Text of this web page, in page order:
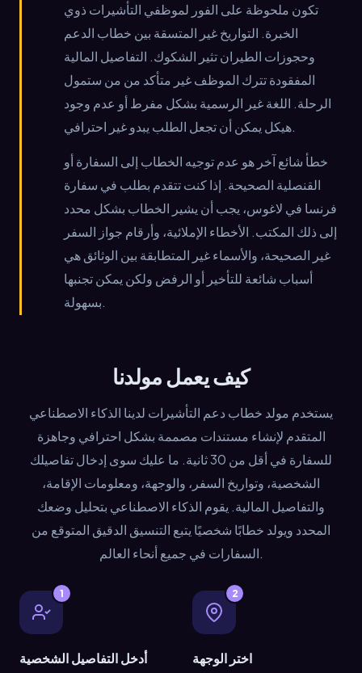
تكون ملحوظة على الفور لموظفي التأشيرات ذوي
الخبرة. التواريخ غير المتسقة بين خطاب الدعم
وحجوزات الطيران تثير الشكوك. التفاصيل المالية
المفقودة تترك الموظف غير متأكد من من ستمول
الرحلة. اللغة غير الرسمية بشكل مفرط أو عدم وجود
هيكل يمكن أن تجعل الطلب يبدو غير احترافي.
خطأ شائع آخر هو عدم توجيه الخطاب إلى السفارة أو
القنصلية الصحيحة. إذا كنت تتقدم بطلب في سفارة
فرنسا في لاغوس، يجب أن يشير الخطاب بشكل محدد
إلى ذلك المكتب. الأخطاء الإملائية، وأرقام جواز السفر
غير الصحيحة، والأسماء غير المتطابقة بين الوثائق هي
أسباب شائعة للتأخير أو الرفض ولكن يمكن تجنبها
بسهولة.
كيف يعمل مولدنا
يستخدم مولد خطاب دعم التأشيرات لدينا الذكاء الاصطناعي
المتقدم لإنشاء مستندات مصممة بشكل احترافي وجاهزة
للسفارة في أقل من 30 ثانية. ما عليك سوى إدخال تفاصيلك
الشخصية، وتواريخ السفر، والوجهة، ومعلومات الإقامة،
والتفاصيل المالية. يقوم الذكاء الاصطناعي بتحليل وضعك
المحدد ويولد خطابًا شخصيًا يتبع التنسيق الدقيق المتوقع من
السفارات في جميع أنحاء العالم.
1
أدخل التفاصيل الشخصية
2
اختر الوجهة